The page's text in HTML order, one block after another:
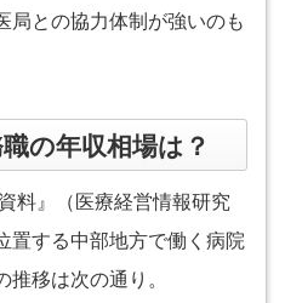
局との協力体制が強いのも
の年収相場は？
料』（医療経営情報研究
置する中部地方で働く病院
移は次の通り。